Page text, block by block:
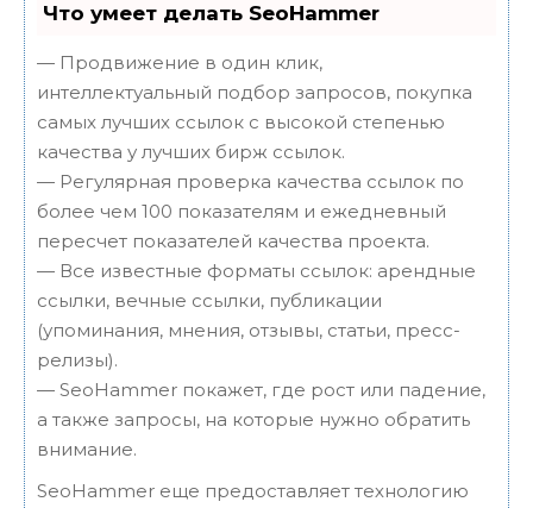
Что умеет делать SeoHammer
— Продвижение в один клик,
интеллектуальный подбор запросов, покупка
самых лучших ссылок с высокой степенью
качества у лучших бирж ссылок.
— Регулярная проверка качества ссылок по
более чем 100 показателям и ежедневный
пересчет показателей качества проекта.
— Все известные форматы ссылок: арендные
ссылки, вечные ссылки, публикации
(упоминания, мнения, отзывы, статьи, пресс-
релизы).
— SeoHammer покажет, где рост или падение,
а также запросы, на которые нужно обратить
внимание.
SeoHammer еще предоставляет технологию